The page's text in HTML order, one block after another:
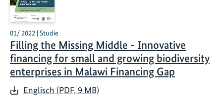
01/ 2022 | Studie
Filling the Missing Middle - Innovative
financing for small and growing biodiversity
enterprises in Malawi Financing Gap
Englisch (PDF, 9 MB)